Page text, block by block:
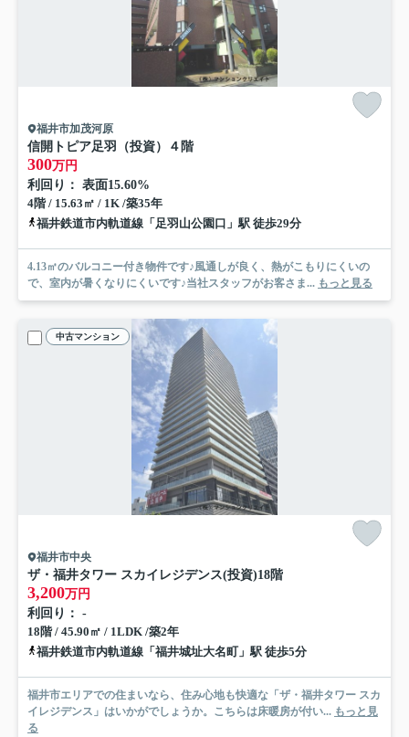
福井市加茂河原
信開トピア足羽（投資） ４階
300万円
利回り： 表面15.60%
4階 / 15.63㎡ / 1K /築35年
福井鉄道市内軌道線「足羽山公園口」駅 徒歩29分
4.13㎡のバルコニー付き物件です♪風通しが良く、熱がこもりにくいの
で、室内が暑くなりにくいです♪当社スタッフがお客さま... もっと見る
中古マンション
福井市中央
ザ・福井タワー スカイレジデンス(投資)18階
3,200万円
利回り： -
18階 / 45.90㎡ / 1LDK /築2年
福井鉄道市内軌道線「福井城址大名町」駅 徒歩5分
福井市エリアでの住まいなら、住み心地も快適な「ザ・福井タワー スカ
イレジデンス」はいかがでしょうか。こちらは床暖房が付い... もっと見
る